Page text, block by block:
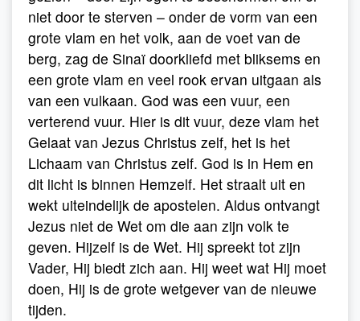
niet door te sterven – onder de vorm van een
grote vlam en het volk, aan de voet van de
berg, zag de Sinaï doorkliefd met bliksems en
een grote vlam en veel rook ervan uitgaan als
van een vulkaan. God was een vuur, een
verterend vuur. Hier is dit vuur, deze vlam het
Gelaat van Jezus Christus zelf, het is het
Lichaam van Christus zelf. God is in Hem en
dit licht is binnen Hemzelf. Het straalt uit en
wekt uiteindelijk de apostelen. Aldus ontvangt
Jezus niet de Wet om die aan zijn volk te
geven. Hijzelf is de Wet. Hij spreekt tot zijn
Vader, Hij biedt zich aan. Hij weet wat Hij moet
doen, Hij is de grote wetgever van de nieuwe
tijden.